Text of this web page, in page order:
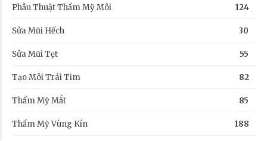
Phẫu Thuật Thẩm Mỹ Môi 124
Sửa Mũi Hếch 30
Sửa Mũi Tẹt 55
Tạo Môi Trái Tim 82
Thẩm Mỹ Mắt 85
Thẩm Mỹ Vùng Kín 188